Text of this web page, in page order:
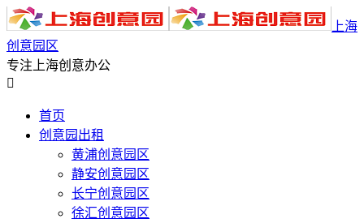
上海
创意园区
专注上海创意办公

首页
创意园出租
黄浦创意园区
静安创意园区
长宁创意园区
徐汇创意园区